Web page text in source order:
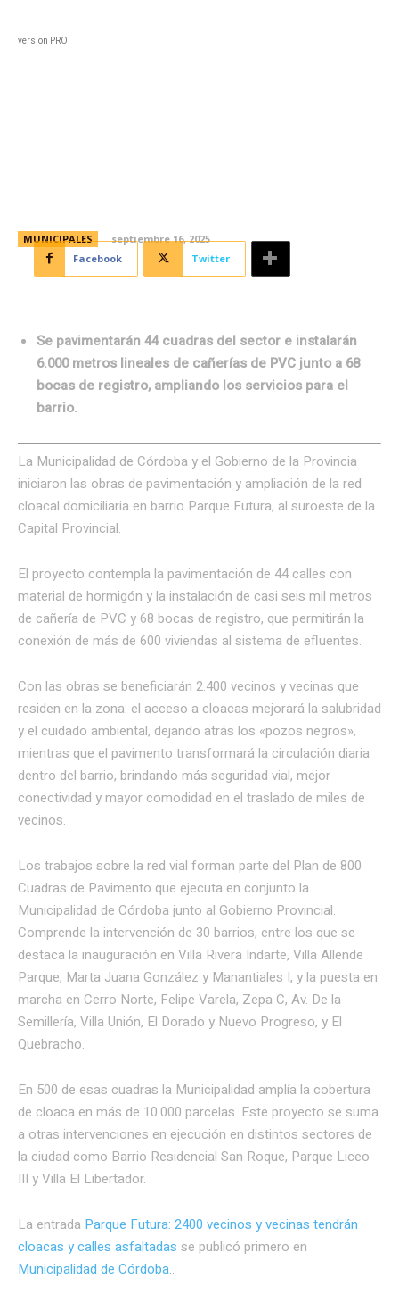
version PRO
MUNICIPALES
septiembre 16, 2025
Facebook
Twitter
Se pavimentarán 44 cuadras del sector e instalarán
6.000 metros lineales de cañerías de PVC junto a 68
bocas de registro, ampliando los servicios para el
barrio.
La Municipalidad de Córdoba y el Gobierno de la Provincia
iniciaron las obras de pavimentación y ampliación de la red
cloacal domiciliaria en barrio Parque Futura, al suroeste de la
Capital Provincial.
El proyecto contempla la pavimentación de 44 calles con
material de hormigón y la instalación de casi seis mil metros
de cañería de PVC y 68 bocas de registro, que permitirán la
conexión de más de 600 viviendas al sistema de efluentes.
Con las obras se beneficiarán 2.400 vecinos y vecinas que
residen en la zona: el acceso a cloacas mejorará la salubridad
y el cuidado ambiental, dejando atrás los «pozos negros»,
mientras que el pavimento transformará la circulación diaria
dentro del barrio, brindando más seguridad vial, mejor
conectividad y mayor comodidad en el traslado de miles de
vecinos.
Los trabajos sobre la red vial forman parte del Plan de 800
Cuadras de Pavimento que ejecuta en conjunto la
Municipalidad de Córdoba junto al Gobierno Provincial.
Comprende la intervención de 30 barrios, entre los que se
destaca la inauguración en Villa Rivera Indarte, Villa Allende
Parque, Marta Juana González y Manantiales I, y la puesta en
marcha en Cerro Norte, Felipe Varela, Zepa C, Av. De la
Semillería, Villa Unión, El Dorado y Nuevo Progreso, y El
Quebracho.
En 500 de esas cuadras la Municipalidad amplía la cobertura
de cloaca en más de 10.000 parcelas. Este proyecto se suma
a otras intervenciones en ejecución en distintos sectores de
la ciudad como Barrio Residencial San Roque, Parque Liceo
III y Villa El Libertador.
La entrada Parque Futura: 2400 vecinos y vecinas tendrán
cloacas y calles asfaltadas se publicó primero en
Municipalidad de Córdoba..